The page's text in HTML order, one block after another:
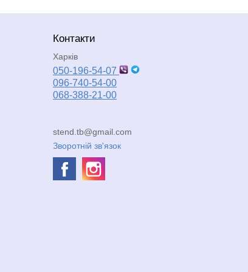
Контакти
Харків
050-196-54-07
096-740-54-00
068-388-21-00
stend.tb@gmail.com
Зворотній зв'язок